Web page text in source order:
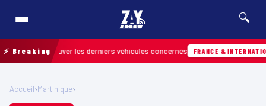
🔍
⚡ Breaking
retrouver les derniers véhicules concernés FRANCE & INTERNATIONALE
Accueil›Martinique›